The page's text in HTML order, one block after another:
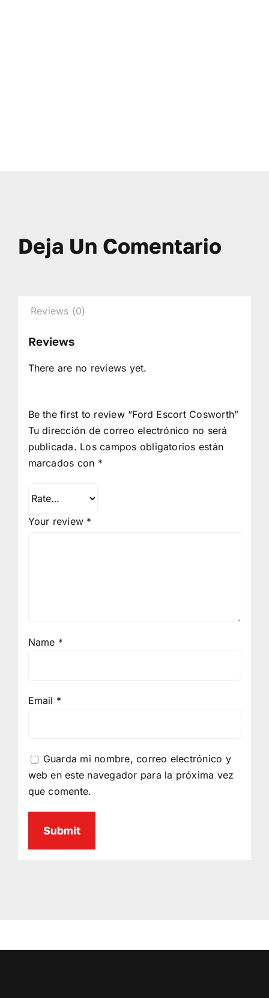
Deja Un Comentario
Reviews (0)
Reviews
There are no reviews yet.
Be the first to review “Ford Escort Cosworth”
Tu dirección de correo electrónico no será
publicada. Los campos obligatorios están
marcados con *
Your review *
Name *
Email *
Guarda mi nombre, correo electrónico y
web en este navegador para la próxima vez
que comente.